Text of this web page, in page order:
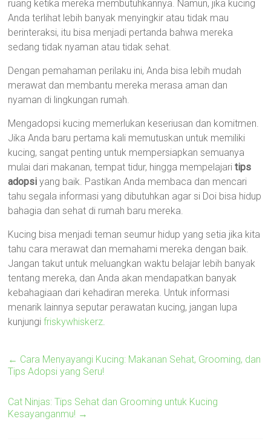
ruang ketika mereka membutuhkannya. Namun, jika kucing
Anda terlihat lebih banyak menyingkir atau tidak mau
berinteraksi, itu bisa menjadi pertanda bahwa mereka
sedang tidak nyaman atau tidak sehat.
Dengan pemahaman perilaku ini, Anda bisa lebih mudah
merawat dan membantu mereka merasa aman dan
nyaman di lingkungan rumah.
Mengadopsi kucing memerlukan keseriusan dan komitmen.
Jika Anda baru pertama kali memutuskan untuk memiliki
kucing, sangat penting untuk mempersiapkan semuanya
mulai dari makanan, tempat tidur, hingga mempelajaritips
adopsi yang baik. Pastikan Anda membaca dan mencari
tahu segala informasi yang dibutuhkan agar si Doi bisa hidup
bahagia dan sehat di rumah baru mereka.
Kucing bisa menjadi teman seumur hidup yang setia jika kita
tahu cara merawat dan memahami mereka dengan baik.
Jangan takut untuk meluangkan waktu belajar lebih banyak
tentang mereka, dan Anda akan mendapatkan banyak
kebahagiaan dari kehadiran mereka. Untuk informasi
menarik lainnya seputar perawatan kucing, jangan lupa
kunjungifriskywhiskerz.
← Cara Menyayangi Kucing: Makanan Sehat, Grooming, dan
Tips Adopsi yang Seru!
Cat Ninjas: Tips Sehat dan Grooming untuk Kucing
Kesayanganmu! →